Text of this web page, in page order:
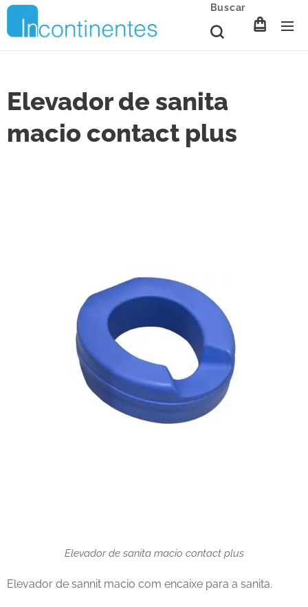
Buscar
Elevador de sanita
macio contact plus
Elevador de sanita macio contact plus
Elevador de sannit macio com encaixe para a sanita.